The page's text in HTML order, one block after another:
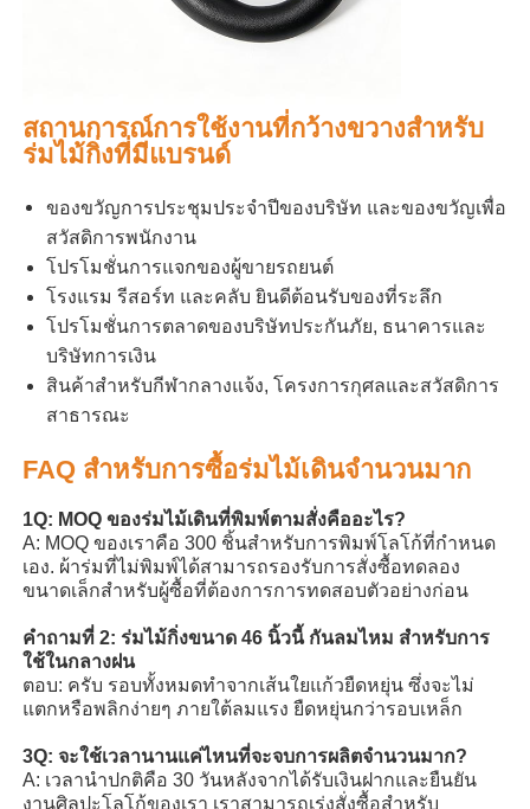
สถานการณ์การใช้งานที่กว้างขวางสําหรับ
ร่มไม้กิ่งที่มีแบรนด์
ของขวัญการประชุมประจําปีของบริษัท และของขวัญเพื่อ
สวัสดิการพนักงาน
โปรโมชั่นการแจกของผู้ขายรถยนต์
โรงแรม รีสอร์ท และคลับ ยินดีต้อนรับของที่ระลึก
โปรโมชั่นการตลาดของบริษัทประกันภัย, ธนาคารและ
บริษัทการเงิน
สินค้าสําหรับกีฬากลางแจ้ง, โครงการกุศลและสวัสดิการ
สาธารณะ
FAQ สําหรับการซื้อร่มไม้เดินจํานวนมาก
1Q: MOQ ของร่มไม้เดินที่พิมพ์ตามสั่งคืออะไร?
A: MOQ ของเราคือ 300 ชิ้นสําหรับการพิมพ์โลโก้ที่กําหนด
เอง. ผ้าร่มที่ไม่พิมพ์ได้สามารถรองรับการสั่งซื้อทดลอง
ขนาดเล็กสําหรับผู้ซื้อที่ต้องการการทดสอบตัวอย่างก่อน
คําถามที่ 2: ร่มไม้กิ่งขนาด 46 นิ้วนี้ กันลมไหม สําหรับการ
ใช้ในกลางฝน
ตอบ: ครับ รอบทั้งหมดทําจากเส้นใยแก้วยืดหยุ่น ซึ่งจะไม่
แตกหรือพลิกง่ายๆ ภายใต้ลมแรง ยืดหยุ่นกว่ารอบเหล็ก
3Q: จะใช้เวลานานแค่ไหนที่จะจบการผลิตจํานวนมาก?
A: เวลานําปกติคือ 30 วันหลังจากได้รับเงินฝากและยืนยัน
งานศิลปะโลโก้ของเรา เราสามารถเร่งสั่งซื้อสําหรับ